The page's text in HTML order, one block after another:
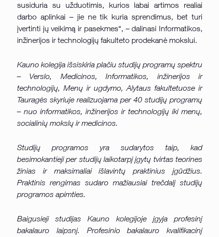
susiduria su užduotimis, kurios labai artimos realiai
darbo aplinkai – jie ne tik kuria sprendimus, bet turi
įvertinti jų veikimą ir pasekmes“, – dalinasi Informatikos,
inžinerijos ir technologijų fakulteto prodekanė mokslui.
Kauno kolegija išsiskiria plačiu studijų programų spektru
– Verslo, Medicinos, Informatikos, inžinerijos ir
technologijų, Menų ir ugdymo, Alytaus fakultetuose ir
Tauragės skyriuje realizuojama per 40 studijų programų
– nuo informatikos, inžinerijos ir technologijų iki menų,
socialinių mokslų ir medicinos.
Studijų programos yra sudarytos taip, kad
besimokantieji per studijų laikotarpį įgytų tvirtas teorines
žinias ir maksimaliai išlavintų praktinius įgūdžius.
Praktinis rengimas sudaro mažiausiai trečdalį studijų
programos apimties.
Baigusieji studijas Kauno kolegijoje įgyja profesinį
bakalauro laipsnį. Profesinio bakalauro kvalifikacinį